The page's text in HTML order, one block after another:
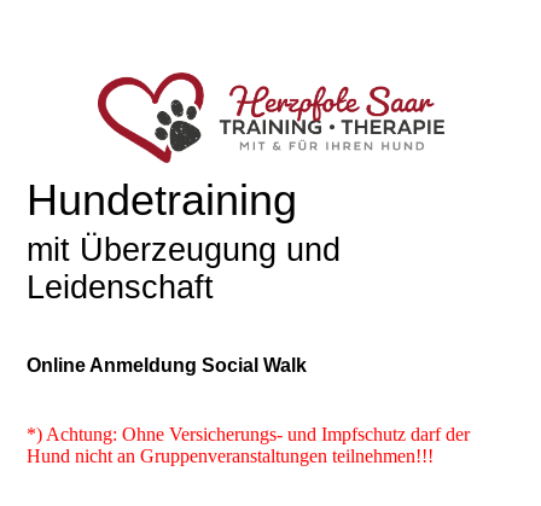
Hundetraining
mit Überzeugung und
Leidenschaft
Online Anmeldung Social Walk
*) Achtung: Ohne Versicherungs- und Impfschutz darf der
Hund nicht an Gruppenveranstaltungen teilnehmen!!!